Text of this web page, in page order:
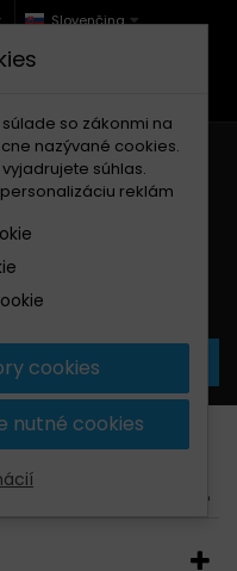
Slovenčina
9-12 a 13-17)
so zákonmi na
nazývané cookies.
súhlas.
reklám
cookies
nutné cookies